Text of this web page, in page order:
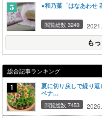
●
閲覧総数 3249
も
総合記事ランキング
夏に切り戻しで繰り
ベナ…
閲覧総数 7453